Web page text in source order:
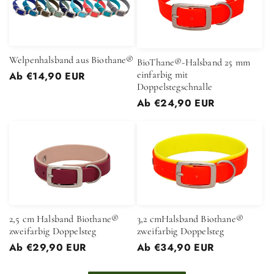
Welpenhalsband aus Biothane®
Normaler
Ab €14,90 EUR
BioThane®-Halsband 25 mm
einfarbig mit
Doppelstegschnalle
Normaler
Ab €24,90 EUR
2,5 cm Halsband Biothane®
zweifarbig Doppelsteg
Normaler
Ab €29,90 EUR
3,2 cmHalsband Biothane®
zweifarbig Doppelsteg
Normaler
Ab €34,90 EUR